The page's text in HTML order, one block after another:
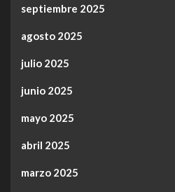
septiembre 2025
agosto 2025
julio 2025
junio 2025
mayo 2025
abril 2025
marzo 2025